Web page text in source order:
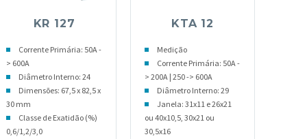
KR 127
Corrente Primária: 50A -
> 600A
Diâmetro Interno: 24
Dimensões: 67,5 x 82,5 x
30 mm
Classe de Exatidão (%)
0,6/1,2/3,0
KTA 12
Medição
Corrente Primária: 50A -
> 200A | 250 -> 600A
Diâmetro Interno: 29
Janela: 31x11 e 26x21
ou 40x10,5, 30x21 ou
30,5x16